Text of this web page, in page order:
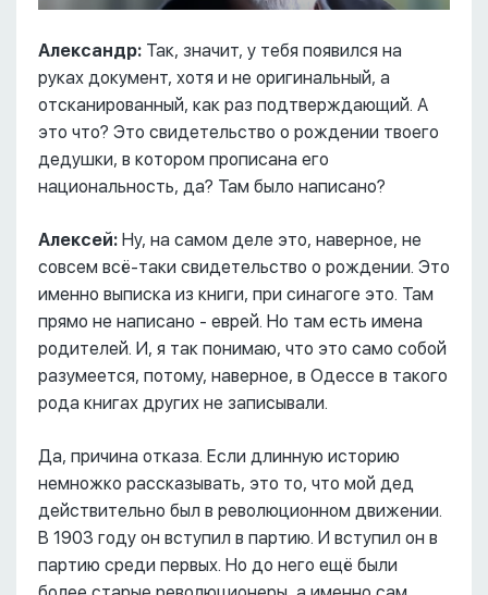
Александр: Так, значит, у тебя появился на
руках документ, хотя и не оригинальный, а
отсканированный, как раз подтверждающий. А
это что? Это свидетельство о рождении твоего
дедушки, в котором прописана его
национальность, да? Там было написано?
Алексей: Ну, на самом деле это, наверное, не
совсем всё-таки свидетельство о рождении. Это
именно выписка из книги, при синагоге это. Там
прямо не написано - еврей. Но там есть имена
родителей. И, я так понимаю, что это само собой
разумеется, потому, наверное, в Одессе в такого
рода книгах других не записывали.
Да, причина отказа. Если длинную историю
немножко рассказывать, это то, что мой дед
действительно был в революционном движении.
В 1903 году он вступил в партию. И вступил он в
партию среди первых. Но до него ещё были